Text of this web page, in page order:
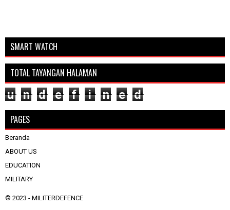
SMART WATCH
TOTAL TAYANGAN HALAMAN
u n d e f i n e d
PAGES
Beranda
ABOUT US
EDUCATION
MILITARY
© 2023 - MILITERDEFENCE